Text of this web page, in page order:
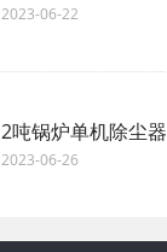
2023-06-22
2吨锅炉单机除尘器
2023-06-26